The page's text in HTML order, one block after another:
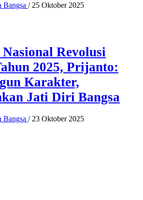
Bangsa / 25 Oktober 2025
Revolusi
2025, Prijanto:
Karakter,
Jati Diri Bangsa
Bangsa / 23 Oktober 2025